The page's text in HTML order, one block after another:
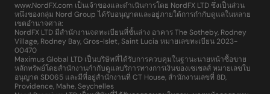
www.NordFX.com เป็นเจ้าของและดำเนินการโดย NordFX LTD ซึ่งเป็นส่วน
หนึ่งของกลุ่ม Nord Group ได้รับอนุญาตและอยู่ภายใต้การกำกับดูแลในหลาย
เขตอำนาจศาล:
NordFX LTD มีสำนักงานจดทะเบียนที่ชั้นล่าง อาคาร The Sotheby, Rodney
Village, Rodney Bay, Gros-Islet, Saint Lucia หมายเลขทะเบียน 2023-
00470
Maximus Global LTD เป็นบริษัทที่ได้รับการควบคุมในฐานะนายหน้าซื้อขาย
หลักทรัพย์โดยสำนักงานกำกับดูแลบริการทางการเงินของเซเชลส์ หมายเลขใบ
อนุญาต SD065 และมีที่อยู่สำนักงานที่ CT House, สำนักงานเลขที่ 8D,
Providence, Mahe, Seychelles